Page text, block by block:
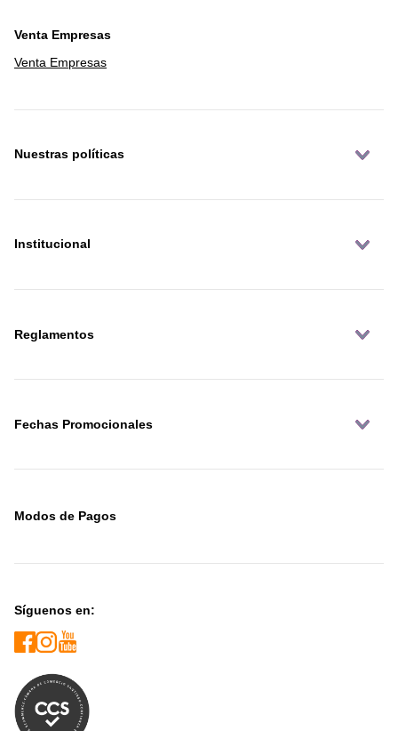
Venta Empresas
Venta Empresas
Nuestras políticas
Institucional
Reglamentos
Fechas Promocionales
Modos de Pagos
Síguenos en: